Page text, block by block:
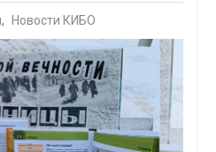
, Новости КИБО